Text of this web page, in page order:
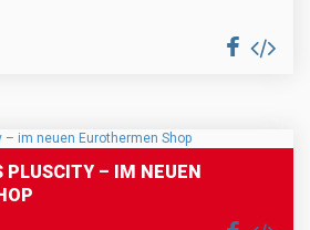
PLUSCITY – IM NEUEN